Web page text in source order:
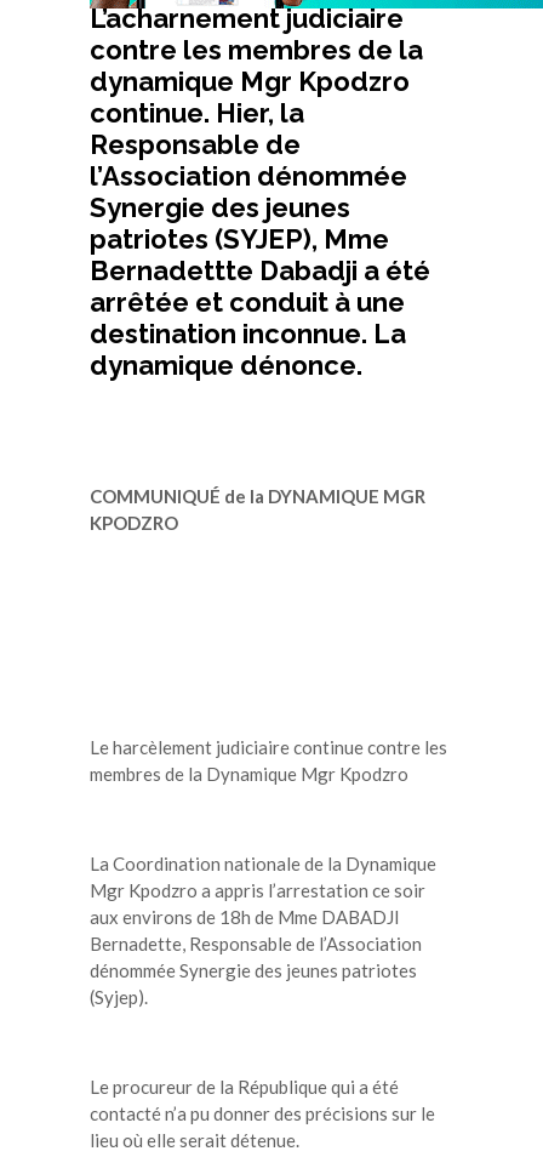
L’acharnement judiciaire
contre les membres de la
dynamique Mgr Kpodzro
continue. Hier, la
Responsable de
l’Association dénommée
Synergie des jeunes
patriotes (SYJEP), Mme
Bernadettte Dabadji a été
arrêtée et conduit à une
destination inconnue. La
dynamique dénonce.
COMMUNIQUÉ de la DYNAMIQUE MGR
KPODZRO
Le harcèlement judiciaire continue contre les
membres de la Dynamique Mgr Kpodzro
La Coordination nationale de la Dynamique
Mgr Kpodzro a appris l’arrestation ce soir
aux environs de 18h de Mme DABADJI
Bernadette, Responsable de l’Association
dénommée Synergie des jeunes patriotes
(Syjep).
Le procureur de la République qui a été
contacté n’a pu donner des précisions sur le
lieu où elle serait détenue.